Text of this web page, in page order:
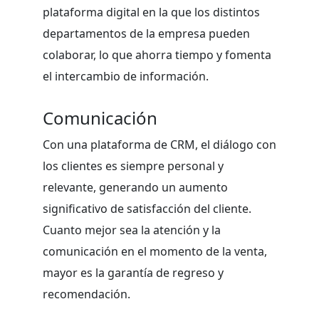
plataforma digital en la que los distintos
departamentos de la empresa pueden
colaborar, lo que ahorra tiempo y fomenta
el intercambio de información.
Comunicación
Con una plataforma de CRM, el diálogo con
los clientes es siempre personal y
relevante, generando un aumento
significativo de satisfacción del cliente.
Cuanto mejor sea la atención y la
comunicación en el momento de la venta,
mayor es la garantía de regreso y
recomendación.